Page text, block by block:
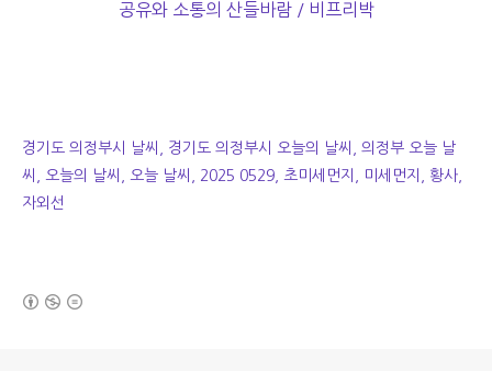
공유와 소통의 산들바람 / 비프리박
경기도 의정부시 날씨, 경기도 의정부시 오늘의 날씨, 의정부 오늘 날
씨, 오늘의 날씨, 오늘 날씨, 2025 0529, 초미세먼지, 미세먼지, 황사,
자외선